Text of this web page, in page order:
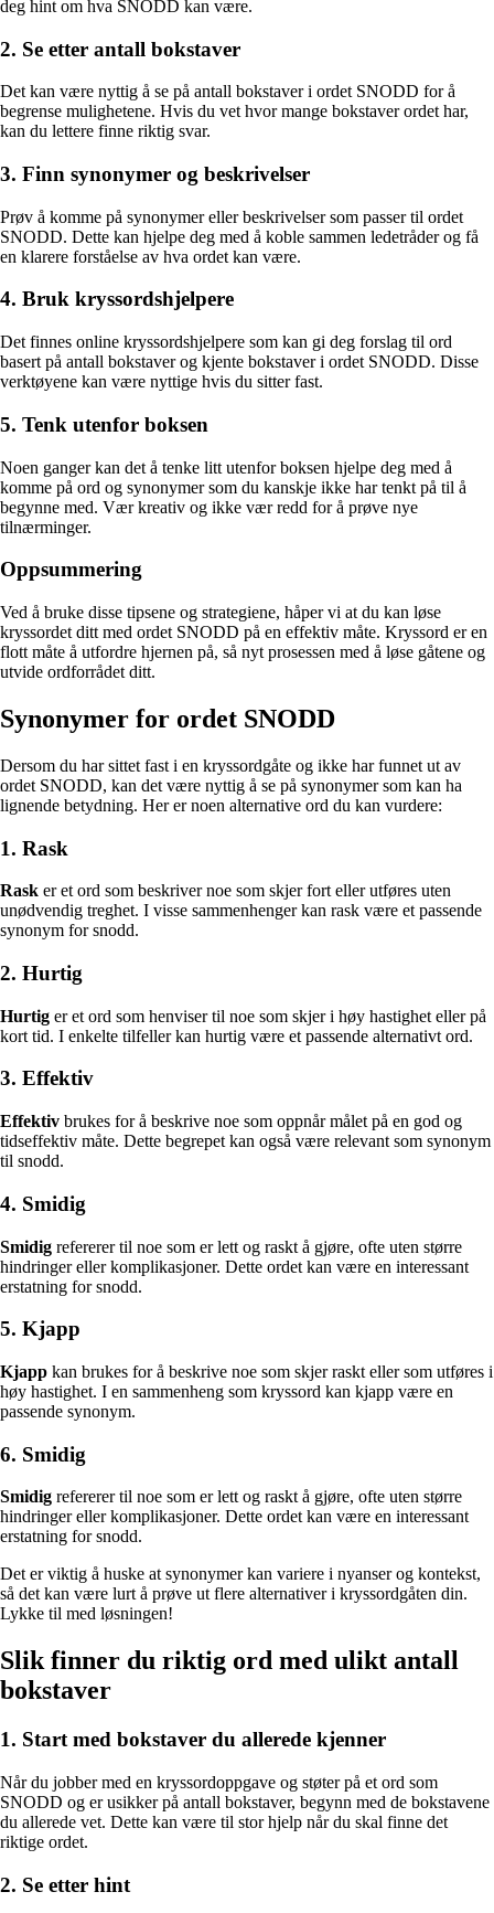
deg hint om hva SNODD kan være.
2. Se etter antall bokstaver
Det kan være nyttig å se på antall bokstaver i ordet SNODD for å
begrense mulighetene. Hvis du vet hvor mange bokstaver ordet har,
kan du lettere finne riktig svar.
3. Finn synonymer og beskrivelser
Prøv å komme på synonymer eller beskrivelser som passer til ordet
SNODD. Dette kan hjelpe deg med å koble sammen ledetråder og få
en klarere forståelse av hva ordet kan være.
4. Bruk kryssordshjelpere
Det finnes online kryssordshjelpere som kan gi deg forslag til ord
basert på antall bokstaver og kjente bokstaver i ordet SNODD. Disse
verktøyene kan være nyttige hvis du sitter fast.
5. Tenk utenfor boksen
Noen ganger kan det å tenke litt utenfor boksen hjelpe deg med å
komme på ord og synonymer som du kanskje ikke har tenkt på til å
begynne med. Vær kreativ og ikke vær redd for å prøve nye
tilnærminger.
Oppsummering
Ved å bruke disse tipsene og strategiene, håper vi at du kan løse
kryssordet ditt med ordet SNODD på en effektiv måte. Kryssord er en
flott måte å utfordre hjernen på, så nyt prosessen med å løse gåtene og
utvide ordforrådet ditt.
Synonymer for ordet SNODD
Dersom du har sittet fast i en kryssordgåte og ikke har funnet ut av
ordet SNODD, kan det være nyttig å se på synonymer som kan ha
lignende betydning. Her er noen alternative ord du kan vurdere:
1. Rask
Rask er et ord som beskriver noe som skjer fort eller utføres uten
unødvendig treghet. I visse sammenhenger kan rask være et passende
synonym for snodd.
2. Hurtig
Hurtig er et ord som henviser til noe som skjer i høy hastighet eller på
kort tid. I enkelte tilfeller kan hurtig være et passende alternativt ord.
3. Effektiv
Effektiv brukes for å beskrive noe som oppnår målet på en god og
tidseffektiv måte. Dette begrepet kan også være relevant som synonym
til snodd.
4. Smidig
Smidig refererer til noe som er lett og raskt å gjøre, ofte uten større
hindringer eller komplikasjoner. Dette ordet kan være en interessant
erstatning for snodd.
5. Kjapp
Kjapp kan brukes for å beskrive noe som skjer raskt eller som utføres i
høy hastighet. I en sammenheng som kryssord kan kjapp være en
passende synonym.
6. Smidig
Smidig refererer til noe som er lett og raskt å gjøre, ofte uten større
hindringer eller komplikasjoner. Dette ordet kan være en interessant
erstatning for snodd.
Det er viktig å huske at synonymer kan variere i nyanser og kontekst,
så det kan være lurt å prøve ut flere alternativer i kryssordgåten din.
Lykke til med løsningen!
Slik finner du riktig ord med ulikt antall
bokstaver
1. Start med bokstaver du allerede kjenner
Når du jobber med en kryssordoppgave og støter på et ord som
SNODD og er usikker på antall bokstaver, begynn med de bokstavene
du allerede vet. Dette kan være til stor hjelp når du skal finne det
riktige ordet.
2. Se etter hint